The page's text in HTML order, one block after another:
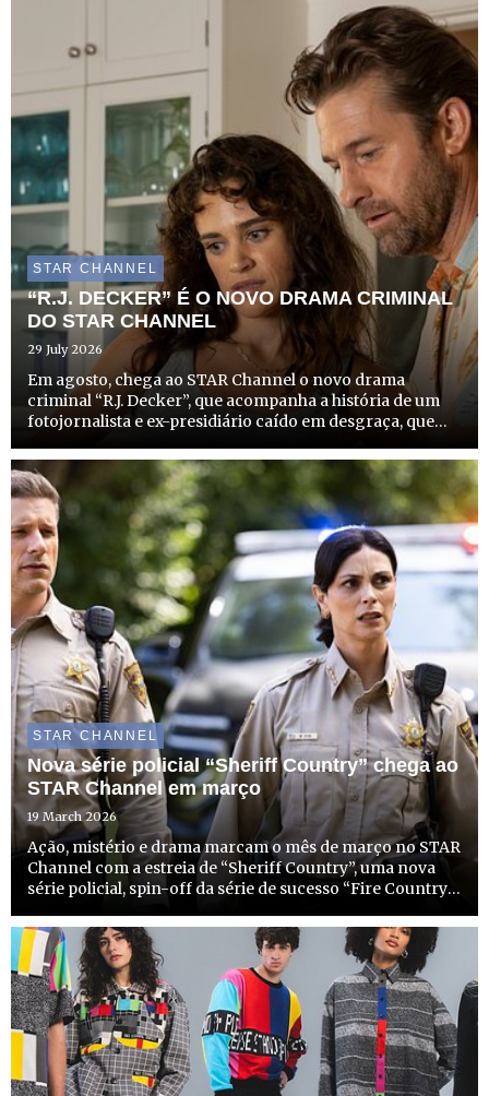
STAR CHANNEL
“R.J. DECKER” É O NOVO DRAMA CRIMINAL
DO STAR CHANNEL
29 July 2026
Em agosto, chega ao STAR Channel o novo drama
criminal “R.J. Decker”, que acompanha a história de um
fotojornalista e ex-presidiário caído em desgraça, que
solarengo e criminoso Sul da Flórida. A estreia desta
produção que com...
STAR CHANNEL
Nova série policial “Sheriff Country” chega ao
STAR Channel em março
19 March 2026
Ação, mistério e drama marcam o mês de março no STAR
Channel com a estreia de “Sheriff Country”, uma nova
série policial, spin-off da série de sucesso “Fire Country”.
não só começa a emitir esta nova e entusiasmante ...